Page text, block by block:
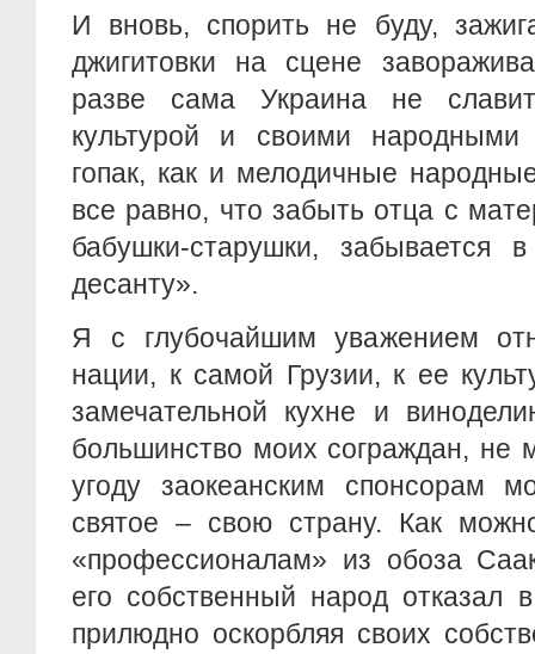
И вновь, спорить не буду,
джигитовки на сцене
разве сама Украина не
культурой и своими
гопак, как и мелодичные
все равно, что забыть отца с
бабушки-старушки, забывается
десанту».
Я с глубочайшим уважением
нации, к самой Грузии, к ее
замечательной кухне и
большинство моих сограждан, не
угоду заокеанским спонсорам
святое – свою страну. Как
«профессионалам» из обоза
его собственный народ отказал
прилюдно оскорбляя своих